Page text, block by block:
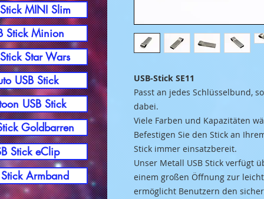
USB-Stick SE11
Passt an jedes Schlüsselbund,
dabei.
Viele Farben und Kapazitäten
Befestigen Sie den Stick an
Stick immer einsatzbereit.
Unser Metall USB Stick verfügt
einem großen Öffnung zur
ermöglicht Benutzern den
MINI Slim
Stick Minion
Star Wars
USB Stick
USB Stick
Goldbarren
Stick eClip
Armband